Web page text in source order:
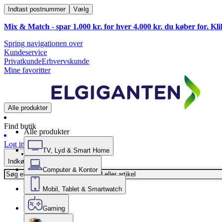
Indtast postnummer Vælg
Mix & Match - spar 1.000 kr. for hver 4.000 kr. du køber for.
Spring navigationen over
Kundeservice
PrivatkundeErhvervskunde
Mine favoritter
Alle produkter
Find butik
Log ind
Indkøbskurv
Alle produkter
TV, Lyd & Smart Home
Computer & Kontor
Mobil, Tablet & Smartwatch
Gaming